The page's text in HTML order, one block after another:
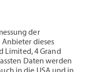
der
dieses
Limited, 4 Grand
Daten werden